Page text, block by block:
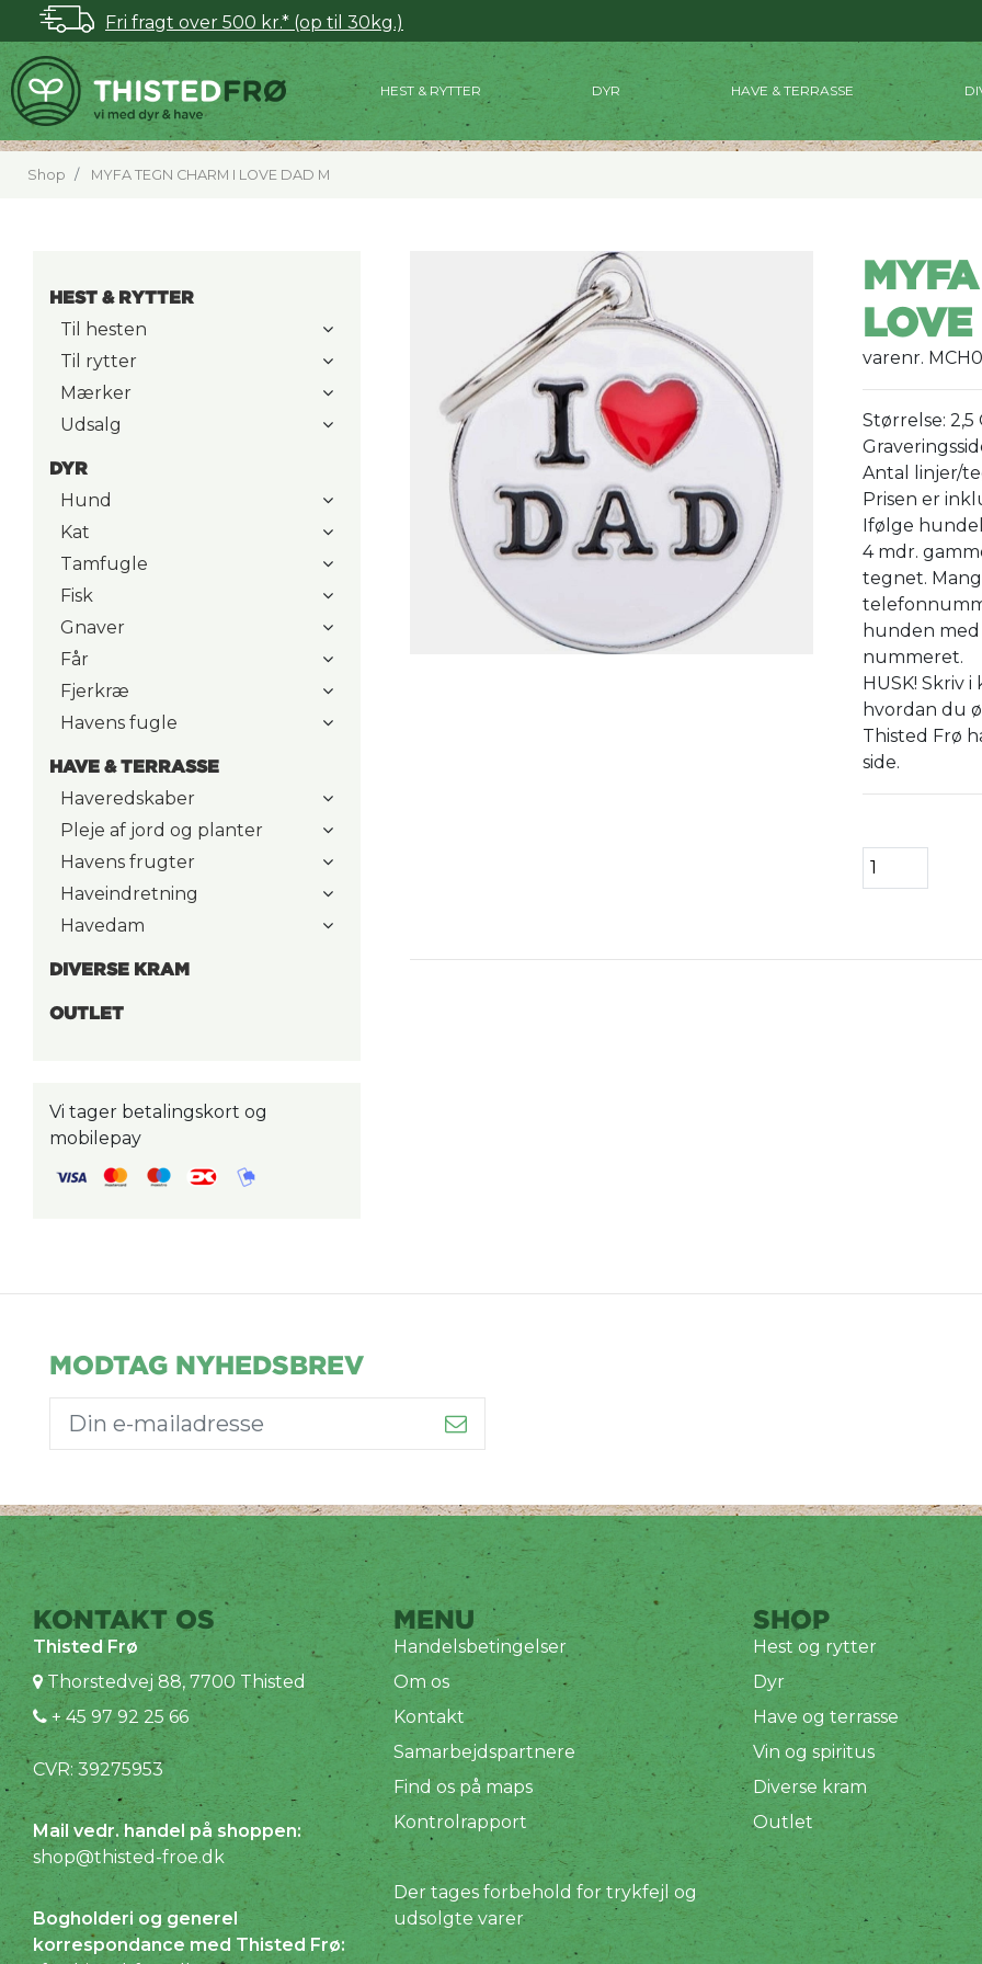
Fri fragt over 500 kr.* (op til 30kg.)
HEST & RYTTER DYR HAVE & TERRASSE
Shop MYFA TEGN CHARM I LOVE DAD M
HEST & RYTTER
Til hesten
Til rytter
Mærker
Udsalg
DYR
Hund
Kat
Tamfugle
Fisk
Gnaver
Får
Fjerkræ
Havens fugle
HAVE & TERRASSE
Haveredskaber
Pleje af jord og planter
Havens frugter
Haveindretning
Havedam
DIVERSE KRAM
OUTLET
Vi tager betalingskort og
mobilepay
varenr.
Størrelse: 2,5
Antal linjer/
Prisen er
Ifølge
4 mdr.
tegnet.
hunden
nummeret.
HUSK! Skriv
hvordan du
Thisted Frø
side.
MODTAG NYHEDSBREV
KONTAKT OS
Thisted Frø
Thorstedvej 88, 7700 Thisted
+ 45 97 92 25 66
CVR: 39275953
Mail vedr. handel på shoppen:
shop@thisted-froe.dk
Bogholderi og generel
korrespondance med Thisted Frø:
MENU
Handelsbetingelser
Om os
Kontakt
Samarbejdspartnere
Find os på maps
Kontrolrapport
Der tages forbehold for trykfejl og
udsolgte varer
SHOP
Hest og rytter
Dyr
Have og terrasse
Vin og spiritus
Diverse kram
Outlet